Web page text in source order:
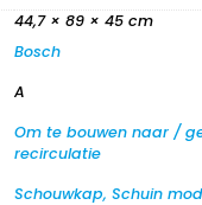
44,7 × 89 × 45 cm
Bosch
A
Om te bouwen naar /
recirculatie
Schouwkap, Schuin